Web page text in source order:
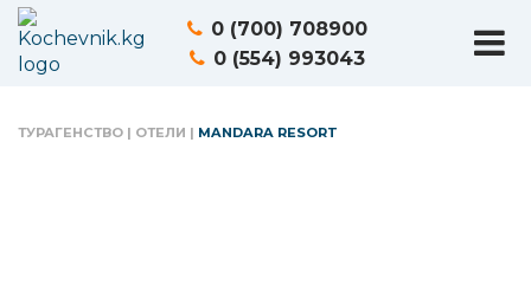
0 (700) 708900
0 (554) 993043
ТУРАГЕНСТВО | ОТЕЛИ | MANDARA RESORT